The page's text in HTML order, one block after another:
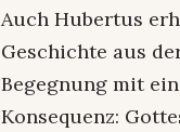
Auch Hubertus
Geschichte aus
Begegnung mit
Konsequenz: